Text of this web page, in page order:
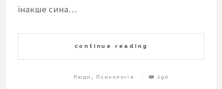
інакше сина…
continue reading
Люди , Психологія 290